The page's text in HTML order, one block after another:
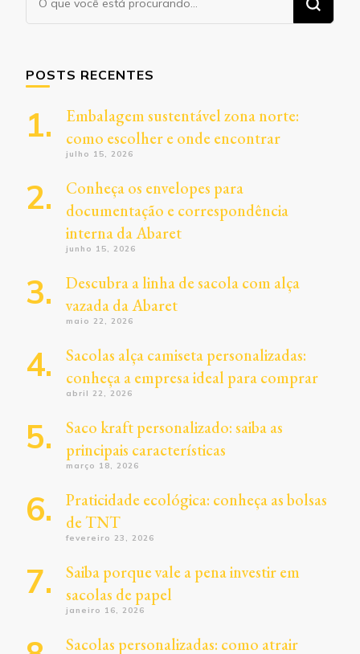
algo?
POSTS RECENTES
Embalagem sustentável zona norte:
como escolher e onde encontrar
julho 15, 2026
Conheça os envelopes para
documentação e correspondência
interna da Abaret
junho 15, 2026
Descubra a linha de sacola com alça
vazada da Abaret
maio 22, 2026
Sacolas alça camiseta personalizadas:
conheça a empresa ideal para comprar
abril 22, 2026
Saco kraft personalizado: saiba as
principais características
março 18, 2026
Praticidade ecológica: conheça as bolsas
de TNT
fevereiro 23, 2026
Saiba porque vale a pena investir em
sacolas de papel
janeiro 16, 2026
Sacolas personalizadas: como atrair